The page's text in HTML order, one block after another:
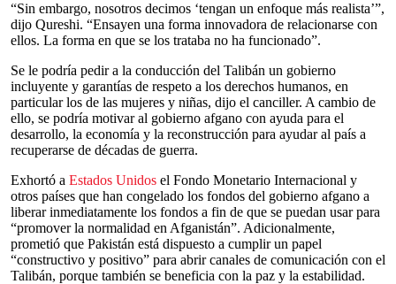
“Sin embargo, nosotros decimos ‘tengan un enfoque más realista’”,
dijo Qureshi. “Ensayen una forma innovadora de relacionarse con
ellos. La forma en que se los trataba no ha funcionado”.
Se le podría pedir a la conducción del Talibán un gobierno
incluyente y garantías de respeto a los derechos humanos, en
particular los de las mujeres y niñas, dijo el canciller. A cambio de
ello, se podría motivar al gobierno afgano con ayuda para el
desarrollo, la economía y la reconstrucción para ayudar al país a
recuperarse de décadas de guerra.
Exhortó a Estados Unidos el Fondo Monetario Internacional y
otros países que han congelado los fondos del gobierno afgano a
liberar inmediatamente los fondos a fin de que se puedan usar para
“promover la normalidad en Afganistán”. Adicionalmente,
prometió que Pakistán está dispuesto a cumplir un papel
“constructivo y positivo” para abrir canales de comunicación con el
Talibán, porque también se beneficia con la paz y la estabilidad.